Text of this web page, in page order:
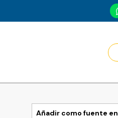
Añadir como fuente en